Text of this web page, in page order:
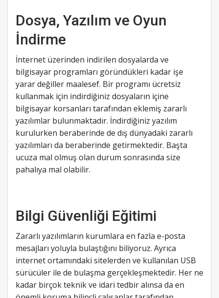
Dosya, Yazılım ve Oyun
İndirme
İnternet üzerinden indirilen dosyalarda ve
bilgisayar programları göründükleri kadar işe
yarar değiller maalesef. Bir programı ücretsiz
kullanmak için indirdiğiniz dosyaların içine
bilgisayar korsanları tarafından eklemiş zararlı
yazılımlar bulunmaktadır. İndirdiğiniz yazılım
kurulurken beraberinde de dış dünyadaki zararlı
yazılımları da beraberinde getirmektedir. Başta
ucuza mal olmuş olan durum sonrasında size
pahalıya mal olabilir.
Bilgi Güvenliği Eğitimi
Zararlı yazılımların kurumlara en fazla e-posta
mesajları yoluyla bulaştığını biliyoruz. Ayrıca
internet ortamındaki sitelerden ve kullanılan USB
sürücüler ile de bulaşma gerçekleşmektedir. Her ne
kadar birçok teknik ve idari tedbir alınsa da en